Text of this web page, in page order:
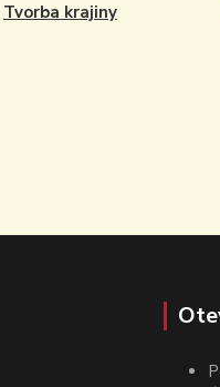
Tvorba krajiny